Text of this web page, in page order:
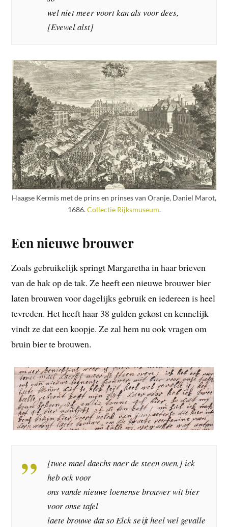
wel niet meer voort kan als voor dees,
[Evewel alst]
Haagse Kermis met de prins en prinses van Oranje, Daniel Marot,
1686.Collectie Rijksmuseum.
Een nieuwe brouwer
Zoals gebruikelijk springt Margaretha in haar brieven
van de hak op de tak. Ze heeft een nieuwe brouwer bier
laten brouwen voor dagelijks gebruik en iedereen is heel
tevreden. Het heeft haar 38 gulden gekost en kennelijk
vindt ze dat een koopje. Ze zal hem nu ook vragen om
bruin bier te brouwen.
[twee mael daechs naer de steen oven,] ick
heb ock voor
ons vande nieuwe loenense brouwer wit bier
voor onse tafel
laete brouwe dat so Elck seijt heel wel gevalle